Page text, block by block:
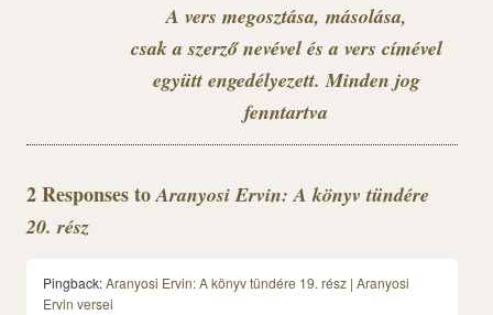
A vers megosztása, másolása,
csak a szerző nevével és a vers címével
együtt engedélyezett. Minden jog
fenntartva
2 Responses toAranyosi Ervin: A könyv tündére
20. rész
Pingback:Aranyosi Ervin: A könyv tündére 19. rész | Aranyosi
Ervin versei